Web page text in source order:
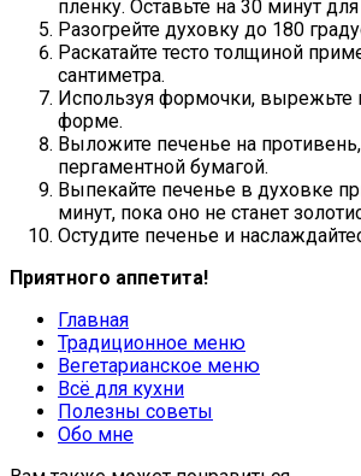
пленку. Оставьте на 30 минут
Разогрейте духовку до 180
Раскатайте тесто толщиной
сантиметра.
Используя формочки, вырежьте
форме.
Выложите печенье на
пергаментной бумагой.
Выпекайте печенье в духовке
минут, пока оно не станет
Остудите печенье и
Приятного аппетита!
Главная
Традиционное меню
Вегетарианское меню
Всё для кухни
Полезны советы
Обо мне